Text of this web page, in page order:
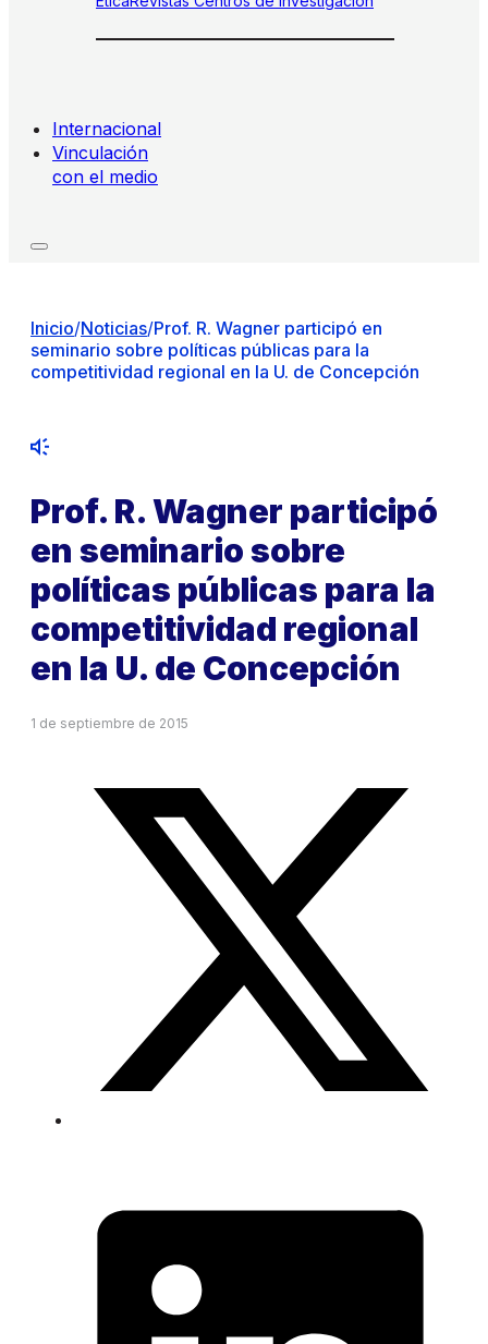
Internacional
Vinculación
con el medio
Inicio/Noticias/Prof. R. Wagner participó en
seminario sobre políticas públicas para la
competitividad regional en la U. de Concepción
Prof. R. Wagner participó
en seminario sobre
políticas públicas para la
competitividad regional
en la U. de Concepción
1 de septiembre de 2015